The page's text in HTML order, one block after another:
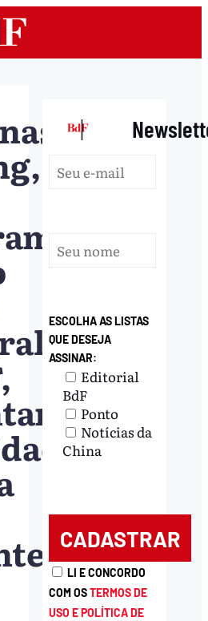
|
ESCOLHA AS LISTAS
QUE DESEJA
ASSINAR:
Editorial
BdF
Ponto
Notícias da
China
LI E CONCORDO
COM OSTERMOS DE
USO E POLÍTICA DE